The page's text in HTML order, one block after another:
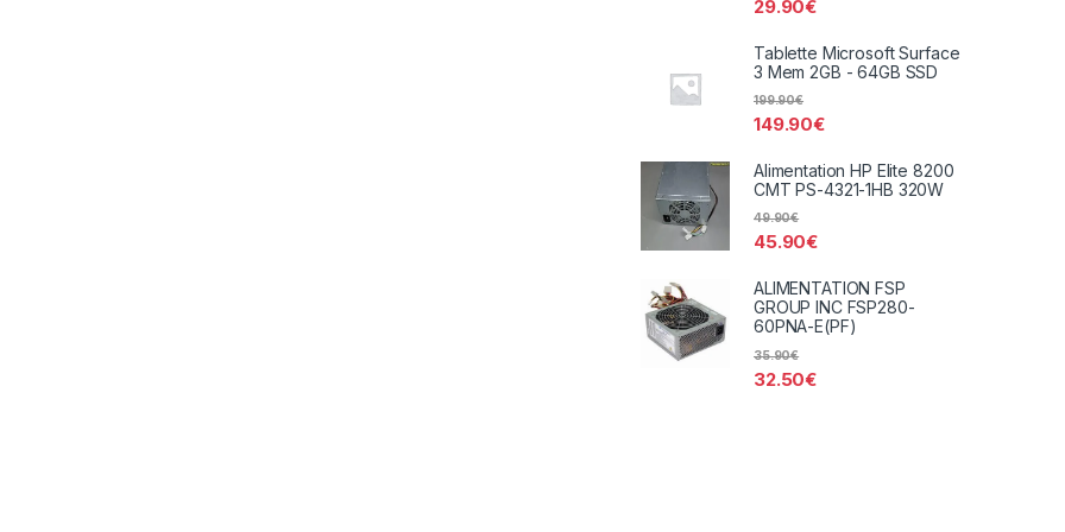
29.90€
Tablette Microsoft Surface
3 Mem 2GB - 64GB SSD
149.90€
199.90€
Alimentation HP Elite 8200
CMT PS-4321-1HB 320W
45.90€
49.90€
ALIMENTATION FSP
GROUP INC FSP280-
60PNA-E(PF)
32.50€
35.90€